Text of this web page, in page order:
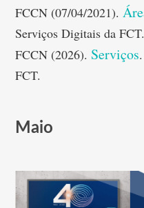
FCCN (07/04/2021).
Serviços Digitais da FCT.
FCCN (2026). Serviços
FCT.
Maio